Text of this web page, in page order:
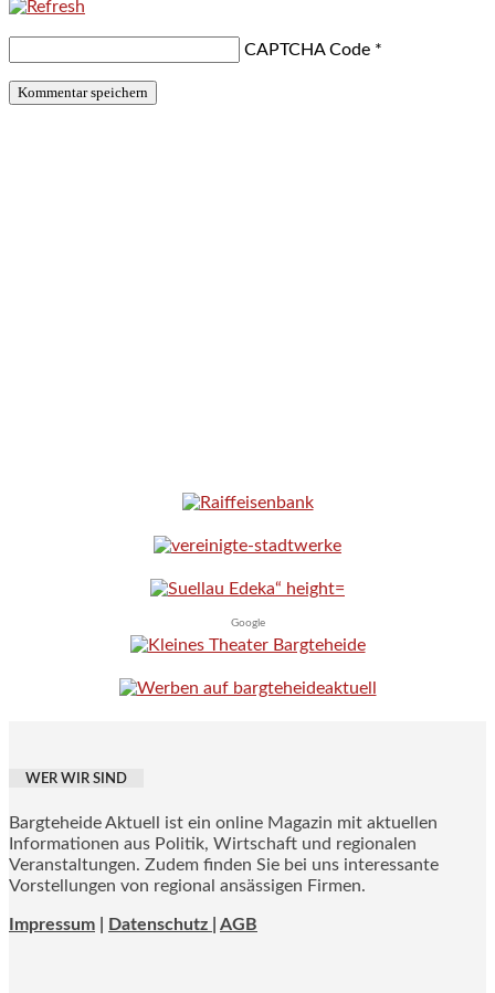
CAPTCHA Code *
Google
WER WIR SIND
Bargteheide Aktuell ist ein online Magazin mit aktuellen
Informationen aus Politik, Wirtschaft und regionalen
Veranstaltungen. Zudem finden Sie bei uns interessante
Vorstellungen von regional ansässigen Firmen.
Impressum Datenschutz | AGB